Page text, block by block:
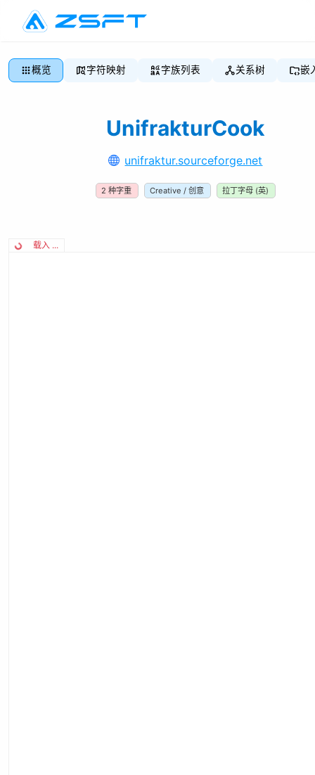
概览 字符映射 字族列表 关系树 嵌
UnifrakturCook
unifraktur.sourceforge.net
2 种字重 Creative / 创意 拉丁字母 (英)
载入 ...